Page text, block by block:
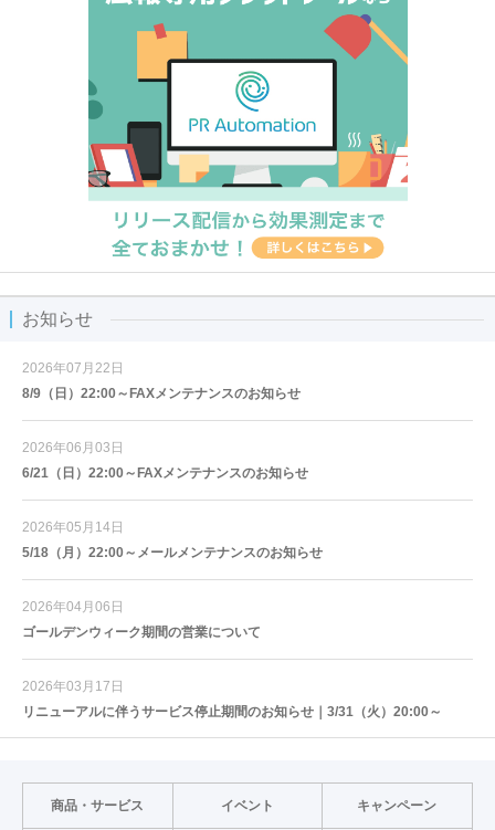
お知らせ
2026年07月22日
8/9（日）22:00～FAXメンテナンスのお知らせ
2026年06月03日
6/21（日）22:00～FAXメンテナンスのお知らせ
2026年05月14日
5/18（月）22:00～メールメンテナンスのお知らせ
2026年04月06日
ゴールデンウィーク期間の営業について
2026年03月17日
リニューアルに伴うサービス停止期間のお知らせ｜3/31（火）20:00～
商品・サービス イベント キャンペーン